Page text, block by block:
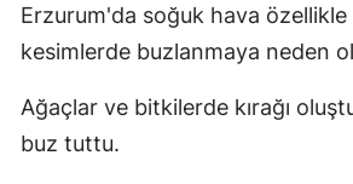
Erzurum'da soğuk hava özellikle
kesimlerde buzlanmaya neden
Ağaçlar ve bitkilerde kırağı
buz tuttu.